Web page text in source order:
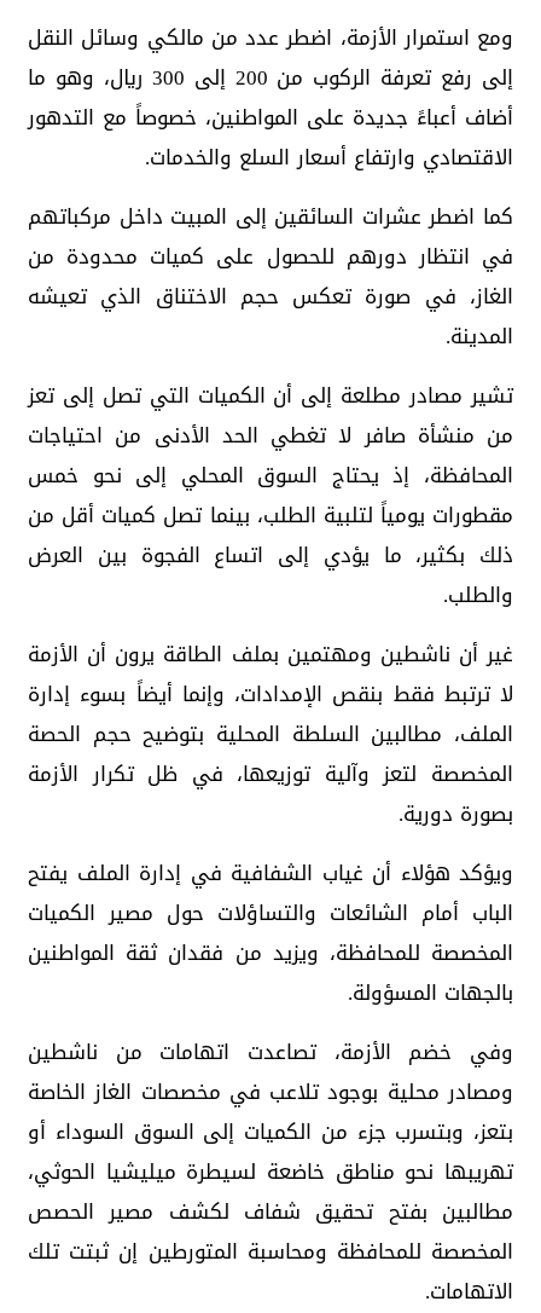
ومع استمرار الأزمة، اضطر عدد من مالكي وسائل النقل
إلى رفع تعرفة الركوب من 200 إلى 300 ريال، وهو ما
أضاف أعباءً جديدة على المواطنين، خصوصاً مع التدهور
الاقتصادي وارتفاع أسعار السلع والخدمات.
كما اضطر عشرات السائقين إلى المبيت داخل مركباتهم
في انتظار دورهم للحصول على كميات محدودة من
الغاز، في صورة تعكس حجم الاختناق الذي تعيشه
المدينة.
تشير مصادر مطلعة إلى أن الكميات التي تصل إلى تعز
من منشأة صافر لا تغطي الحد الأدنى من احتياجات
المحافظة، إذ يحتاج السوق المحلي إلى نحو خمس
مقطورات يومياً لتلبية الطلب، بينما تصل كميات أقل من
ذلك بكثير، ما يؤدي إلى اتساع الفجوة بين العرض
والطلب.
غير أن ناشطين ومهتمين بملف الطاقة يرون أن الأزمة
لا ترتبط فقط بنقص الإمدادات، وإنما أيضاً بسوء إدارة
الملف، مطالبين السلطة المحلية بتوضيح حجم الحصة
المخصصة لتعز وآلية توزيعها، في ظل تكرار الأزمة
بصورة دورية.
ويؤكد هؤلاء أن غياب الشفافية في إدارة الملف يفتح
الباب أمام الشائعات والتساؤلات حول مصير الكميات
المخصصة للمحافظة، ويزيد من فقدان ثقة المواطنين
بالجهات المسؤولة.
وفي خضم الأزمة، تصاعدت اتهامات من ناشطين
ومصادر محلية بوجود تلاعب في مخصصات الغاز الخاصة
بتعز، وبتسرب جزء من الكميات إلى السوق السوداء أو
تهريبها نحو مناطق خاضعة لسيطرة ميليشيا الحوثي،
مطالبين بفتح تحقيق شفاف لكشف مصير الحصص
المخصصة للمحافظة ومحاسبة المتورطين إن ثبتت تلك
الاتهامات.